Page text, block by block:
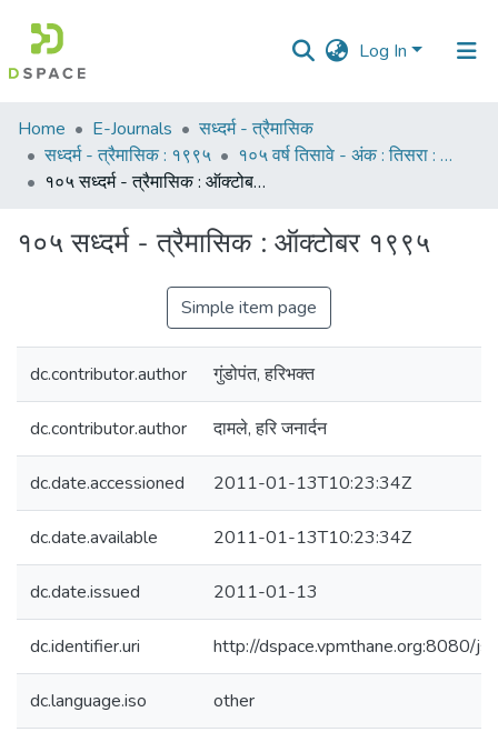
Log In
Communities
&
Collections
All of DSpace
Home E-Journals
सध्दर्म - त्रैमासिक
सध्दर्म - त्रैमासिक : १९९५
१०५ वर्ष तिसावे - अंक : तिसरा : ऑक्टोबर १९९५
१०५ सध्दर्म - त्रैमासिक : ऑक्टोबर १९९५
१०५ सध्दर्म - त्रैमासिक : ऑक्टोबर १९९५
Simple item page
dc.contributor.author गुंडोपंत, हरिभक्त
dc.contributor.author दामले, हरि जनार्दन
dc.date.accessioned 2011-01-13T10:23:34Z
dc.date.available 2011-01-13T10:23:34Z
dc.date.issued 2011-01-13
dc.identifier.uri http://dspace.vpmthane.org:8080/
dc.language.iso other